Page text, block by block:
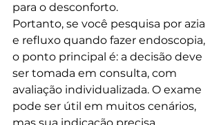
para o desconforto.
Portanto, se você pesquisa por azia
e refluxo quando fazer endoscopia,
o ponto principal é: a decisão deve
ser tomada em consulta, com
avaliação individualizada. O exame
pode ser útil em muitos cenários,